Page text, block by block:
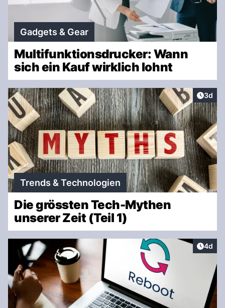
Gadgets & Gear
Multifunktionsdrucker: Wann
sich ein Kauf wirklich lohnt
3d
Trends & Technologien
Die grössten Tech-Mythen
unserer Zeit (Teil 1)
4d